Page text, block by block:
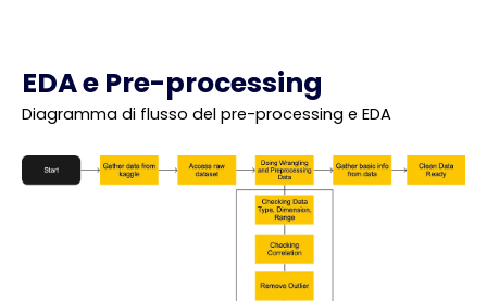
EDA e Pre-processing
Diagramma di flusso del pre-processing e EDA